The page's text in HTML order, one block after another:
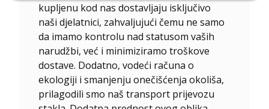
kupljenu kod nas dostavljaju isključivo
naši djelatnici, zahvaljujući čemu ne samo
da imamo kontrolu nad statusom vaših
narudžbi, već i minimiziramo troškove
dostave. Dodatno, vodeći računa o
ekologiji i smanjenju onečišćenja okoliša,
prilagodili smo naš transport prijevozu